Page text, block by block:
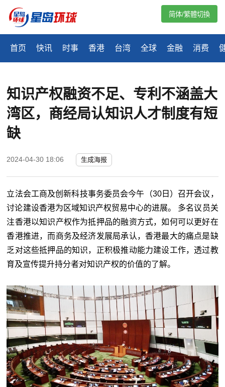
首页 快讯 时事 香港 台湾 全球 金融 消费
简体/繁體切換
知识产权融资不足、专利不涵盖大
湾区，商经局认知识人才制度有短
缺
2024-04-30 18:06 生成海报
立法会工商及创新科技事务委员会今午（30日）召开会议，
讨论建设香港为区域知识产权贸易中心的进展。 多名议员关
注香港以知识产权作为抵押品的融资方式，如何可以更好在
香港推进，而商务及经济发展局承认，香港最大的痛点是缺
乏对这些抵押品的知识，正积极推动能力建设工作，透过教
育及宣传提升持分者对知识产权的价值的了解。